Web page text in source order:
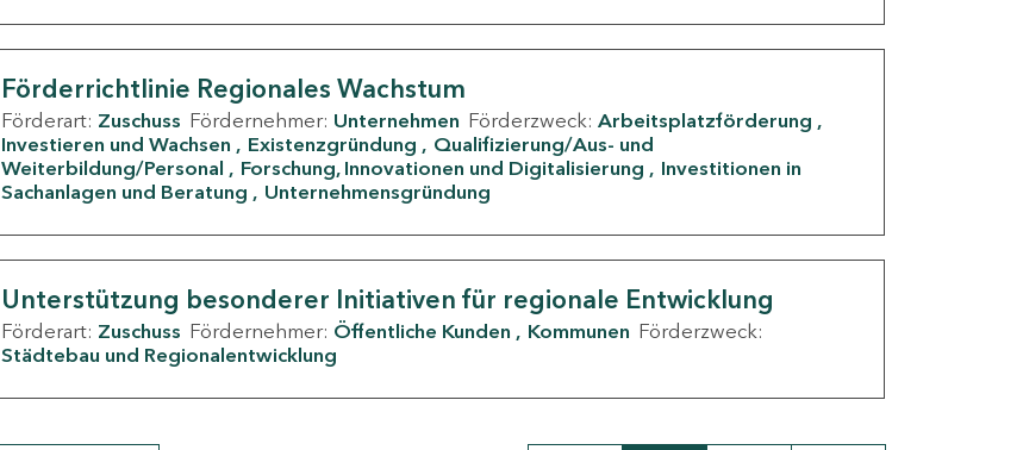
Förderrichtlinie Regionales Wachstum
Förderart: Zuschuss Fördernehmer: Unternehmen Förderzweck: Arbeitsplatzförderung
Investieren und Wachsen
Existenzgründung
Qualifizierung/Aus- und
Weiterbildung/Personal
Forschung, Innovationen und Digitalisierung
Investitionen in
Sachanlagen und Beratung
Unternehmensgründung
Unterstützung besonderer Initiativen für regionale Entwicklung
Förderart: Zuschuss Fördernehmer: Öffentliche Kunden Kommunen Förderzweck:
Städtebau und Regionalentwicklung